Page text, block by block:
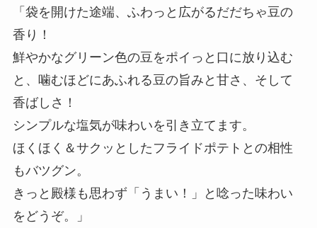
「袋を開けた途端、ふわっと広がるだだちゃ豆の
香り！
鮮やかなグリーン色の豆をポイっと口に放り込む
と、噛むほどにあふれる豆の旨みと甘さ、そして
香ばしさ！
シンプルな塩気が味わいを引き立てます。
ほくほく＆サクッとしたフライドポテトとの相性
もバツグン。
きっと殿様も思わず「うまい！」と唸った味わい
をどうぞ。」